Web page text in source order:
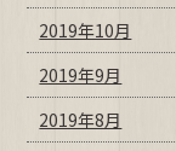
2019年10月
2019年9月
2019年8月